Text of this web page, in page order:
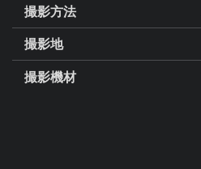
撮影方法
撮影地
撮影機材